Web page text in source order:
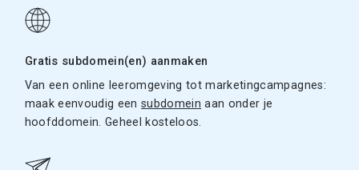
Gratis subdomein(en) aanmaken
Van een online leeromgeving tot marketingcampagnes:
maak eenvoudig eensubdomein aan onder je
hoofddomein. Geheel kosteloos.